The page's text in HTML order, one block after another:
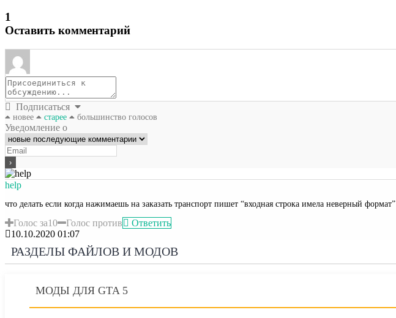
1
Оставить комментарий
Подписаться
новее старее большинство голосов
Уведомление о
help
что делать если когда нажимаешь на заказать транспорт пишет “входная строка имела неверный формат”
Голос за10 Голос против
Ответить
10.10.2020 01:07
РАЗДЕЛЫ ФАЙЛОВ И МОДОВ
МОДЫ ДЛЯ GTA 5